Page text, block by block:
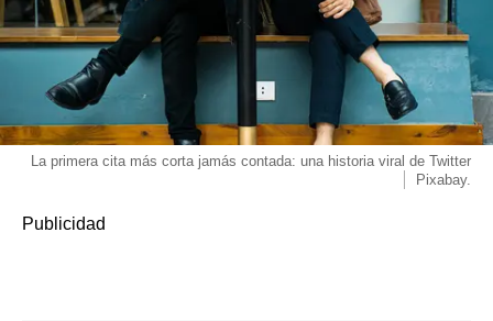
La primera cita más corta jamás contada: una historia viral de Twitter
Pixabay.